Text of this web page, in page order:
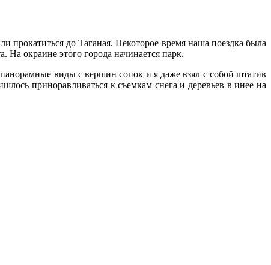
до Таганая. Некоторое время наша поездка была
окраине этого города начинается парк.
виды с вершин сопок и я даже взял с собой штатив
приноравливаться к съемкам снега и деревьев в инее на